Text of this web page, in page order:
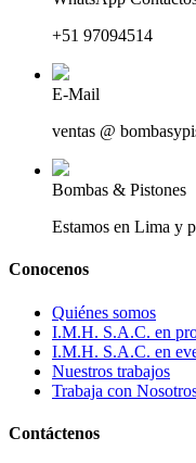
+51 97094514
E-Mail
ventas @
Bombas & Pistones
Estamos en Lima y
Conocenos
Quiénes somos
I.M.H. S.A.C. en
I.M.H. S.A.C. en
Nuestros trabajos
Trabaja con
Contáctenos